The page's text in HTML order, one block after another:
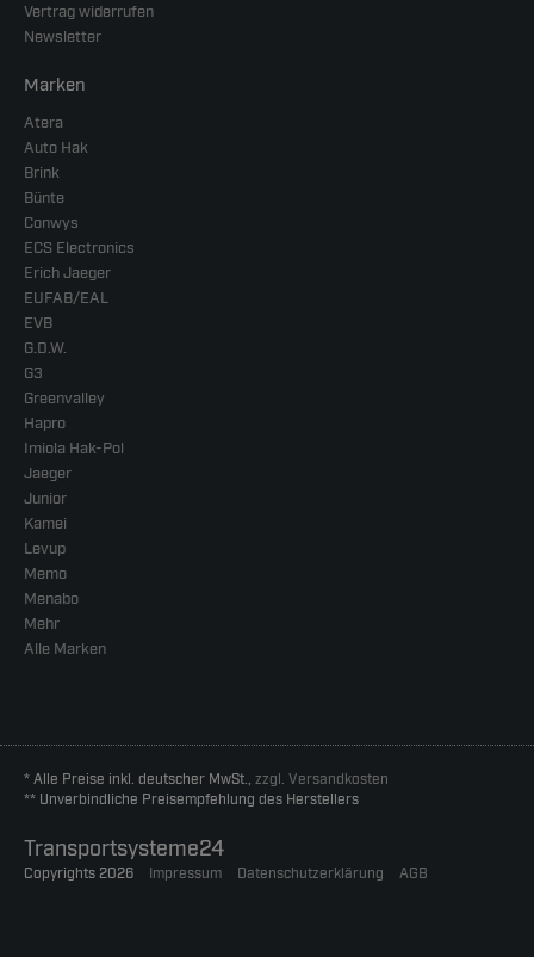
Vertrag widerrufen
Newsletter
Marken
Atera
Auto Hak
Brink
Bünte
Conwys
ECS Electronics
Erich Jaeger
EUFAB/EAL
EVB
G.D.W.
G3
Greenvalley
Hapro
Imiola Hak-Pol
Jaeger
Junior
Kamei
Levup
Memo
Menabo
Mehr
Alle Marken
* Alle Preise inkl. deutscher MwSt., zzgl. Versandkosten
** Unverbindliche Preisempfehlung des Herstellers
Transportsysteme24
Copyrights 2026 Impressum Datenschutzerklärung AGB